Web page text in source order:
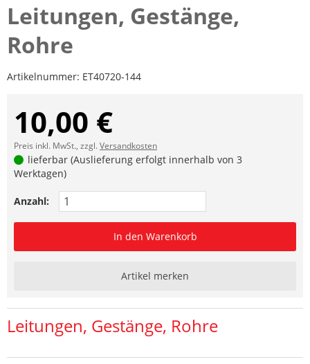
Leitungen, Gestänge,
Rohre
Artikelnummer: ET40720-144
10,00 €
Preis inkl. MwSt., zzgl.Versandkosten
lieferbar (Auslieferung erfolgt innerhalb von 3
Werktagen)
Anzahl:
In den Warenkorb
Artikel merken
Leitungen, Gestänge, Rohre